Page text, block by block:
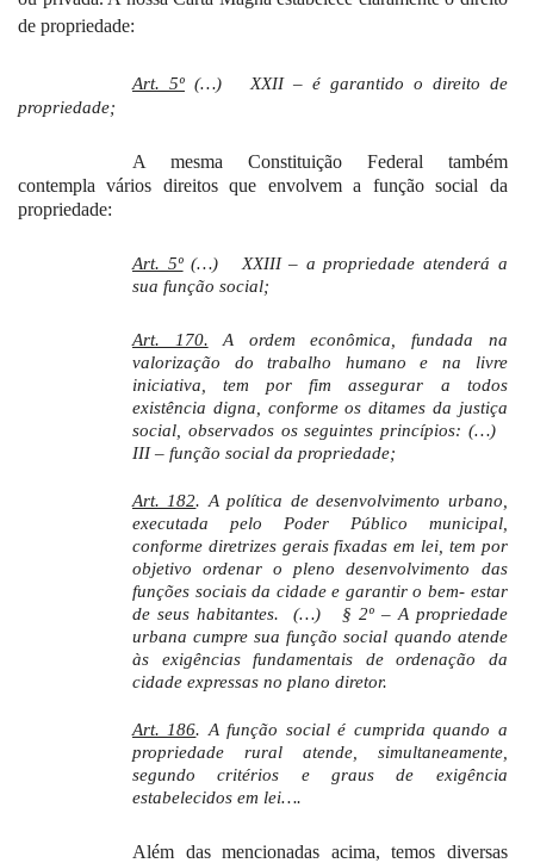
de propriedade:
Art. 5º(…)
XXII – é garantido o direito de
propriedade;
A mesma Constituição Federal também
contempla vários direitos que envolvem a função social da
propriedade:
Art. 5º(…)
XXIII – a propriedade atenderá a
sua função social;
Art. 170. A ordem econômica, fundada na
valorização do trabalho humano e na livre
iniciativa, tem por fim assegurar a todos
existência digna, conforme os ditames da justiça
social, observados os seguintes princípios: (…)
III – função social da propriedade;
Art. 182. A política de desenvolvimento urbano,
executada pelo Poder Público municipal,
conforme diretrizes gerais fixadas em lei, tem por
objetivo ordenar o pleno desenvolvimento das
funções sociais da cidade e garantir o bem- estar
de seus habitantes.
(…)
§ 2º – A propriedade
urbana cumpre sua função social quando atende
às exigências fundamentais de ordenação da
cidade expressas no plano diretor.
Art. 186. A função social é cumprida quando a
propriedade rural atende, simultaneamente,
segundo critérios e graus de exigência
estabelecidos em lei….
Além das mencionadas acima, temos diversas